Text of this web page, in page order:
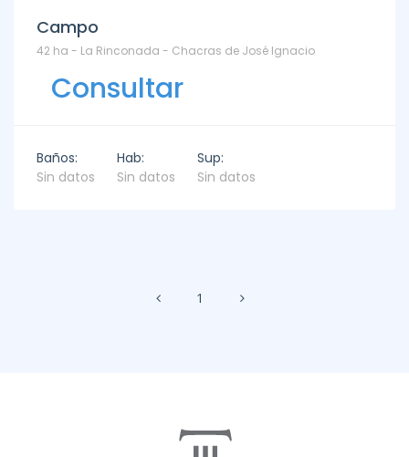
Campo
42 ha - La Rinconada - Chacras de José Ignacio
Consultar
Baños:
Sin datos
Hab:
Sin datos
Sup:
Sin datos
1